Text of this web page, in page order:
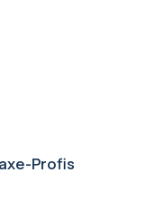
Profis